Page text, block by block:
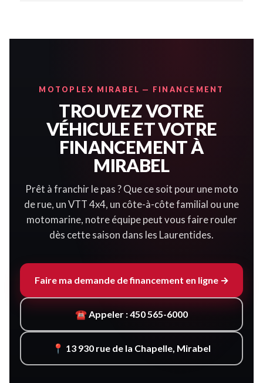
MOTOPLEX MIRABEL — FINANCEMENT
TROUVEZ VOTRE
VÉHICULE ET VOTRE
FINANCEMENT À
MIRABEL
Prêt à franchir le pas ? Que ce soit pour une moto
de rue, un VTT 4x4, un côte-à-côte familial ou une
motomarine, notre équipe peut vous faire rouler
dès cette saison dans les Laurentides.
Faire ma demande de financement en ligne →
☎ Appeler : 450 565-6000
📍 13 930 rue de la Chapelle, Mirabel